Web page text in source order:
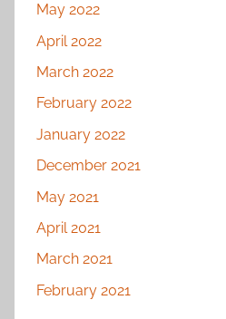
May 2022
April 2022
March 2022
February 2022
January 2022
December 2021
May 2021
April 2021
March 2021
February 2021